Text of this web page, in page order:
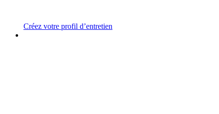
Créez votre profil d’entretien